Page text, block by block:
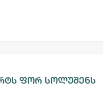
ფორ სოლუშენს